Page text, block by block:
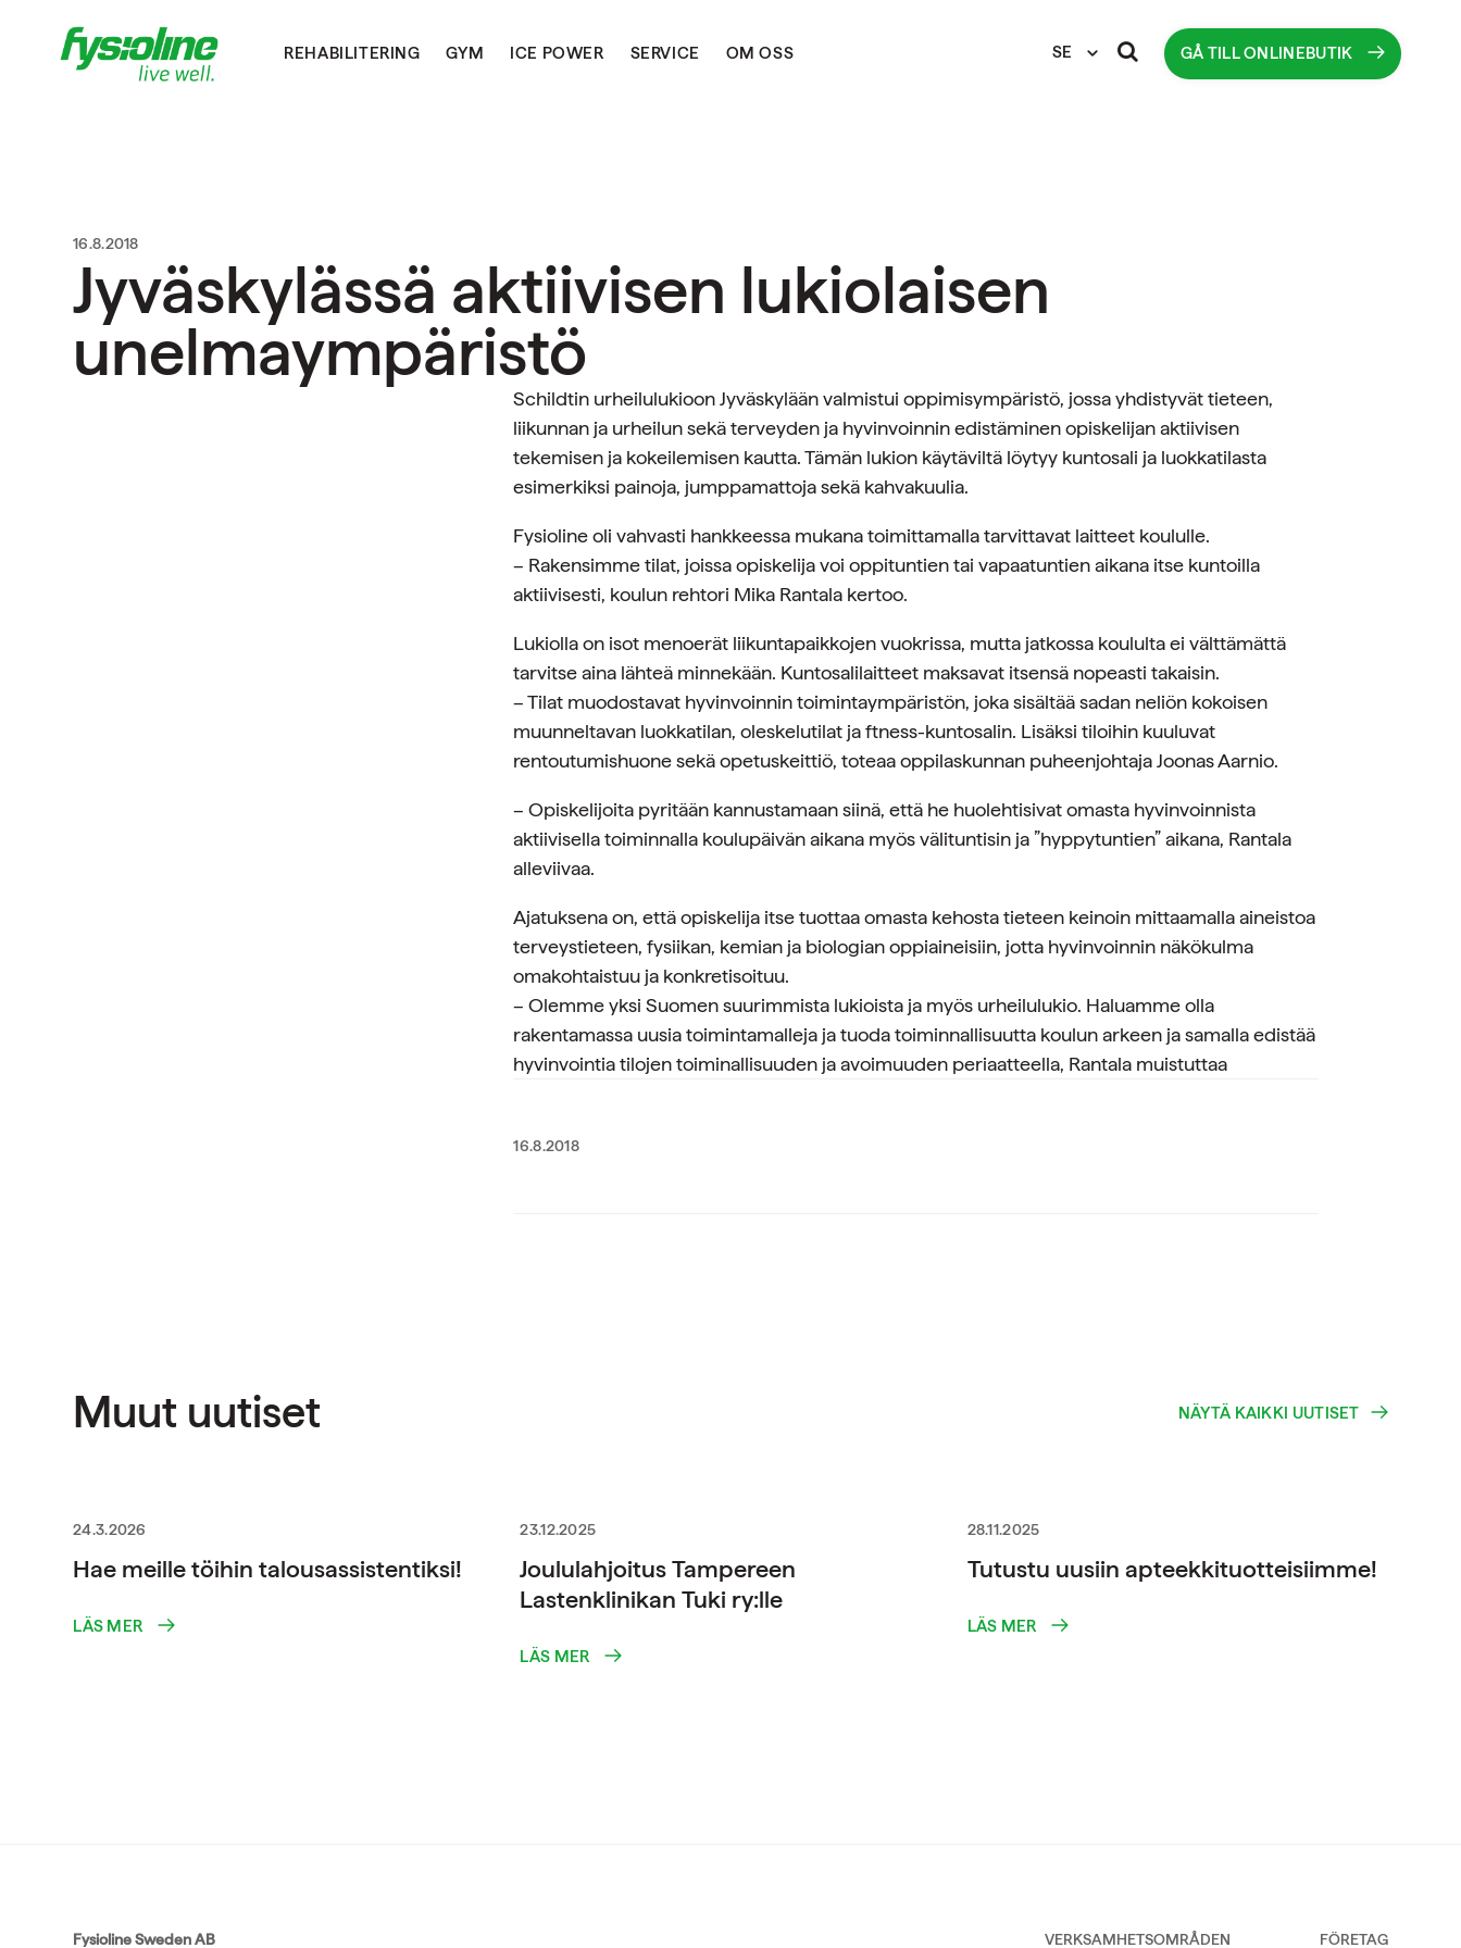
REHABILITERING GYM ICE POWER SERVICE OM OSS SE GÅ TILL ONLINEBUTIK
16.8.2018
Jyväskylässä aktiivisen lukiolaisen
unelmaympäristö
Schildtin urheilulukioon Jyväskylään valmistui oppimisympäristö, jossa yhdistyvät tieteen,
liikunnan ja urheilun sekä terveyden ja hyvinvoinnin edistäminen opiskelijan aktiivisen
tekemisen ja kokeilemisen kautta. Tämän lukion käytäviltä löytyy kuntosali ja luokkatilasta
esimerkiksi painoja, jumppamattoja sekä kahvakuulia.
Fysioline oli vahvasti hankkeessa mukana toimittamalla tarvittavat laitteet koululle.
– Rakensimme tilat, joissa opiskelija voi oppituntien tai vapaatuntien aikana itse kuntoilla
aktiivisesti, koulun rehtori Mika Rantala kertoo.
Lukiolla on isot menoerät liikuntapaikkojen vuokrissa, mutta jatkossa koululta ei välttämättä
tarvitse aina lähteä minnekään. Kuntosalilaitteet maksavat itsensä nopeasti takaisin.
– Tilat muodostavat hyvinvoinnin toimintaympäristön, joka sisältää sadan neliön kokoisen
muunneltavan luokkatilan, oleskelutilat ja ftness-kuntosalin. Lisäksi tiloihin kuuluvat
rentoutumishuone sekä opetuskeittiö, toteaa oppilaskunnan puheenjohtaja Joonas Aarnio.
– Opiskelijoita pyritään kannustamaan siinä, että he huolehtisivat omasta hyvinvoinnista
aktiivisella toiminnalla koulupäivän aikana myös välituntisin ja ”hyppytuntien” aikana, Rantala
alleviivaa.
Ajatuksena on, että opiskelija itse tuottaa omasta kehosta tieteen keinoin mittaamalla aineistoa
terveystieteen, fysiikan, kemian ja biologianoppiaineisiin, jotta hyvinvoinnin näkökulma
omakohtaistuu ja konkretisoituu.
– Olemme yksi Suomen suurimmista lukioista ja myös urheilulukio. Haluamme olla
rakentamassa uusia toimintamalleja ja tuoda toiminnallisuutta koulun arkeen ja samalla edistää
hyvinvointia tilojen toiminallisuuden ja avoimuuden periaatteella, Rantala muistuttaa
16.8.2018
Muut uutiset NÄYTÄ KAIKKI UUTISET
24.3.2026
Hae meille töihin talousassistentiksi!
LÄS MER
23.12.2025
Joululahjoitus Tampereen
Lastenklinikan Tuki ry:lle
LÄS MER
28.11.2025
Tutustu uusiin apteekkituotteisiimme!
LÄS MER
Fysioline Sweden AB VERKSAMHETSOMRÅDEN FÖRETAG